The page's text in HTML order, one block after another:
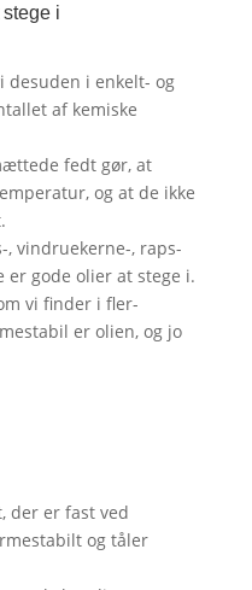
i
i enkelt- og
af kemiske
fedt gør, at
og at de ikke
vindruekerne-, raps-
er gode olier at stege i.
vi finder i fler-
er olien, og jo
der er fast ved
og tåler